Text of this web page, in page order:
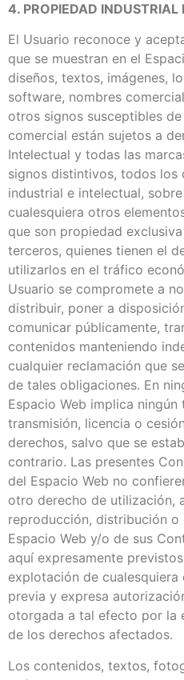
4. PROPIEDAD INDUSTRIAL
El Usuario reconoce y
que se muestran en el
diseños, textos, imágenes,
software, nombres
otros signos susceptibles
comercial están sujetos a
Intelectual y todas las
signos distintivos, todos los
industrial e intelectual,
cualesquiera otros
que son propiedad
terceros, quienes tienen el
utilizarlos en el tráfico
Usuario se compromete a
distribuir, poner a
comunicar públicamente,
contenidos manteniendo
cualquier reclamación que
de tales obligaciones. En
Espacio Web implica ningún
transmisión, licencia o
derechos, salvo que se
contrario. Las presentes
del Espacio Web no
otro derecho de utilización,
reproducción, distribución
Espacio Web y/o de sus
aquí expresamente
explotación de
previa y expresa
otorgada a tal efecto por la
de los derechos afectados.
Los contenidos, textos,